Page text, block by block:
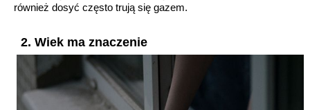
również dosyć często trują się gazem.
2. Wiek ma znaczenie